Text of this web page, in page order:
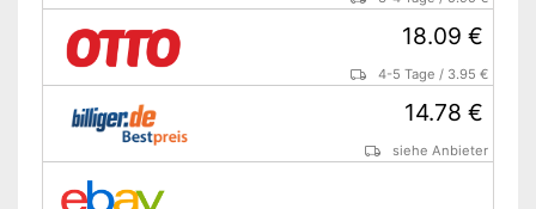
18.09 €
4-5 Tage / 3.95 €
14.78 €
siehe Anbieter